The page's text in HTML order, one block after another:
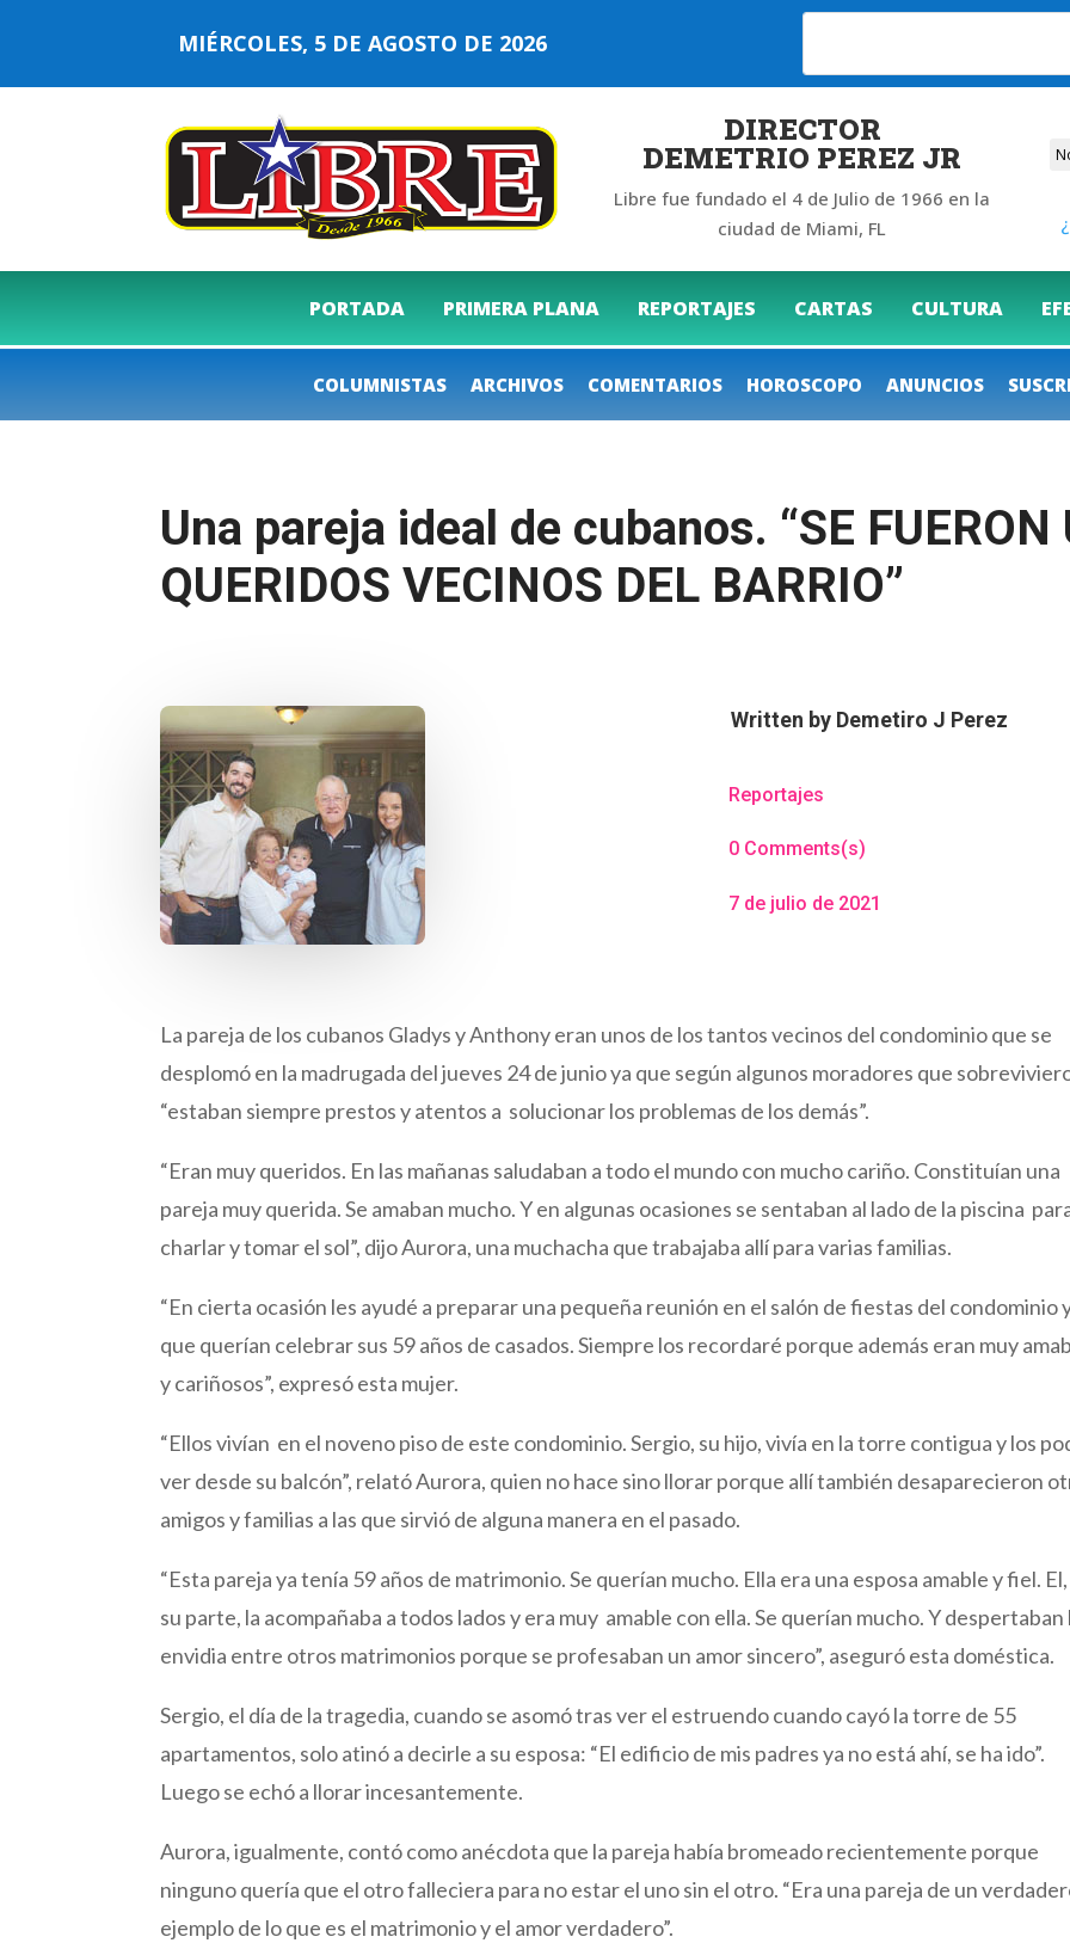
MIÉRCOLES, 5 DE AGOSTO DE 2026
DIRECTOR
DEMETRIO PEREZ JR
Libre fue fundado el 4 de Julio de 1966 en la
ciudad de Miami, FL
PORTADA PRIMERA PLANA REPORTAJES CARTAS CULTURA
COLUMNISTAS ARCHIVOS COMENTARIOS HOROSCOPO ANUNCIOS
Una pareja ideal de cubanos. “SE FUERON
QUERIDOS VECINOS DEL BARRIO”
Written by Demetiro J Perez
Reportajes
0 Comments(s)
7 de julio de 2021
La pareja de los cubanos Gladys y Anthony eran unos de los tantos vecinos del condominio que se
desplomó en la madrugada del jueves 24 de junio ya que según algunos moradores que
“estaban siempre prestos y atentos a solucionar los problemas de los demás”.
“Eran muy queridos. En las mañanas saludaban a todo el mundo con mucho cariño. Constituían una
pareja muy querida. Se amaban mucho. Y en algunas ocasiones se sentaban al lado de la piscina
charlar y tomar el sol”, dijo Aurora, una muchacha que trabajaba allí para varias familias.
“En cierta ocasión les ayudé a preparar una pequeña reunión en el salón de fiestas del condominio
que querían celebrar sus 59 años de casados. Siempre los recordaré porque además eran muy
y cariñosos”, expresó esta mujer.
“Ellos vivían en el noveno piso de este condominio. Sergio, su hijo, vivía en la torre contigua y los
ver desde su balcón”, relató Aurora, quien no hace sino llorar porque allí también desaparecieron
amigos y familias a las que sirvió de alguna manera en el pasado.
“Esta pareja ya tenía 59 años de matrimonio. Se querían mucho. Ella era una esposa amable y fiel.
su parte, la acompañaba a todos lados y era muy amable con ella. Se querían mucho. Y despertaban
envidia entre otros matrimonios porque se profesaban un amor sincero”, aseguró esta doméstica.
Sergio, el día de la tragedia, cuando se asomó tras ver el estruendo cuando cayó la torre de 55
apartamentos, solo atinó a decirle a su esposa: “El edificio de mis padres ya no está ahí, se ha ido”.
Luego se echó a llorar incesantemente.
Aurora, igualmente, contó como anécdota que la pareja había bromeado recientemente porque
ninguno quería que el otro falleciera para no estar el uno sin el otro. “Era una pareja de un
ejemplo de lo que es el matrimonio y el amor verdadero”.